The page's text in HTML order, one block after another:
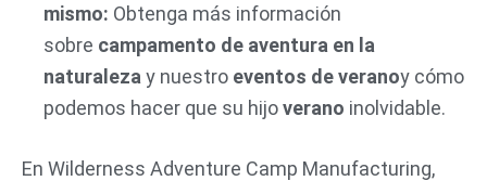
mismo: Obtenga más información
sobre campamento de aventura en la
naturaleza y nuestro eventos de veranoy cómo
podemos hacer que su hijoverano inolvidable.
En Wilderness Adventure Camp Manufacturing,